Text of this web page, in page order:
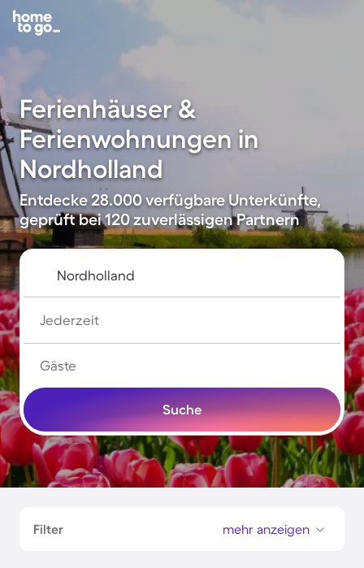
Ferienhäuser &
Ferienwohnungen in
Nordholland
Entdecke 28.000 verfügbare Unterkünfte,
geprüft bei 120 zuverlässigen Partnern
Jederzeit
Gäste
Suche
Filter mehr anzeigen